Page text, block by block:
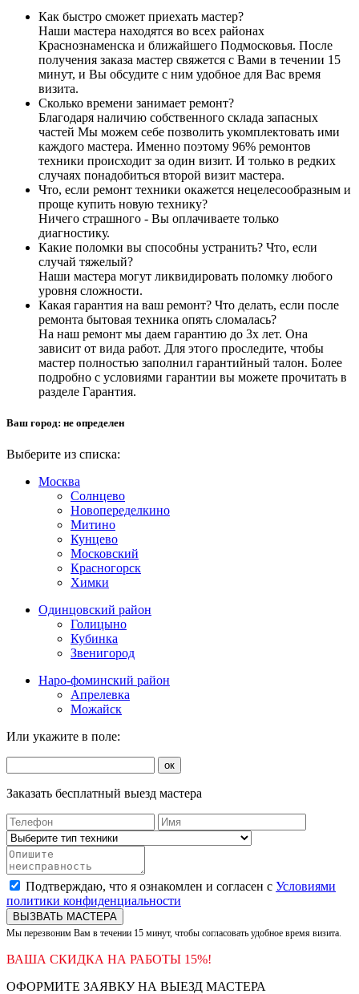
Как быстро сможет приехать мастер?
Наши мастера находятся во всех районах
Краснознаменска и ближайшего Подмосковья. После
получения заказа мастер свяжется с Вами в течении 15
минут, и Вы обсудите с ним удобное для Вас время
визита.
Сколько времени занимает ремонт?
Благодаря наличию собственного склада запасных
частей Мы можем себе позволить укомплектовать ими
каждого мастера. Именно поэтому 96% ремонтов
техники происходит за один визит. И только в редких
случаях понадобиться второй визит мастера.
Что, если ремонт техники окажется нецелесообразным и
проще купить новую технику?
Ничего страшного - Вы оплачиваете только
диагностику.
Какие поломки вы способны устранить? Что, если
случай тяжелый?
Наши мастера могут ликвидировать поломку любого
уровня сложности.
Какая гарантия на ваш ремонт? Что делать, если после
ремонта бытовая техника опять сломалась?
На наш ремонт мы даем гарантию до 3х лет. Она
зависит от вида работ. Для этого проследите, чтобы
мастер полностью заполнил гарантийный талон. Более
подробно с условиями гарантии вы можете прочитать в
разделе Гарантия.
Ваш город: не определен
Выберите из списка:
Москва
Солнцево
Новопеределкино
Митино
Кунцево
Московский
Красногорск
Химки
Одинцовский район
Голицыно
Кубинка
Звенигород
Наро-фоминский район
Апрелевка
Можайск
Или укажите в поле:
ок
Заказать бесплатный выезд мастера
Подтверждаю, что я ознакомлен и согласен с Условиями
политики конфиденциальности
ВЫЗВАТЬ МАСТЕРА
Мы перезвоним Вам в течении 15 минут, чтобы согласовать удобное время визита.
ВАША СКИДКА НА РАБОТЫ 15%!
ОФОРМИТЕ ЗАЯВКУ НА ВЫЕЗД МАСТЕРА